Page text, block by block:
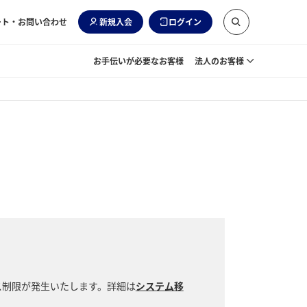
・お問い合わせ 新規入会 ログイン
お手伝いが必要なお客様 法人のお客様
限が発生いたします。詳細はシステム移